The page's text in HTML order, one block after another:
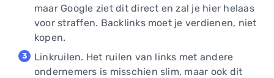
maar Google ziet dit direct en zal je hier helaas
voor straffen. Backlinks moet je verdienen, niet
kopen.
Linkruilen. Het ruilen van links met andere
ondernemers is misschien slim, maar ook dit